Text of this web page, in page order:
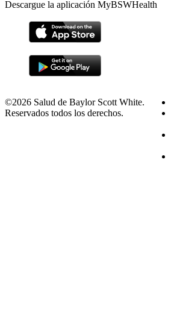
Descargue la aplicación MyBSWHealth
©2026 Salud de Baylor Scott White.
Reservados todos los derechos.